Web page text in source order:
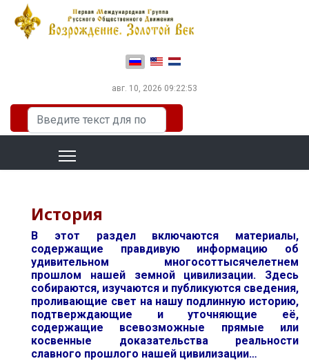
Выберите язык
авг. 10, 2026 09:22:54
Искать...
История
В этот раздел включаются материалы,
содержащие правдивую информацию об
удивительном многосоттысячелетнем
прошлом нашей земной цивилизации. Здесь
собираются, изучаются и публикуются сведения,
проливающие свет на нашу подлинную историю,
подтверждающие и уточняющие её,
содержащие всевозможные прямые или
косвенные доказательства реальности
славного прошлого нашей цивилизации…